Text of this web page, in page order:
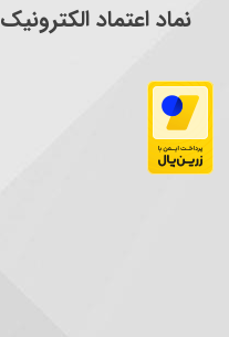
نماد اعتماد الکترونیک